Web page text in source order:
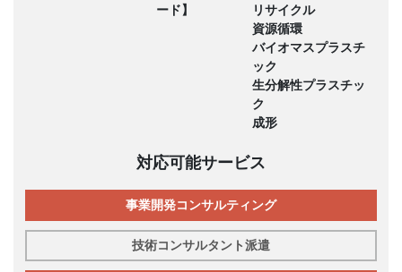
ード】
リサイクル
資源循環
バイオマスプラスチ
ック
生分解性プラスチッ
ク
成形
対応可能サービス
事業開発コンサルティング
技術コンサルタント派遣